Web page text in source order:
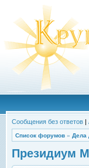
Сообщения без ответов |
Список форумов » Дела
Президиум